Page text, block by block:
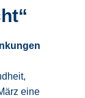
eine